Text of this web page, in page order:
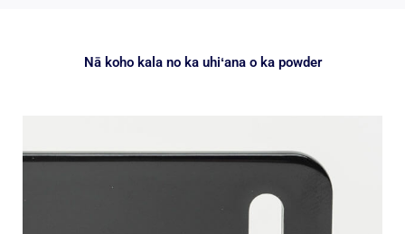
Nā koho kala no ka uhiʻana o ka powder